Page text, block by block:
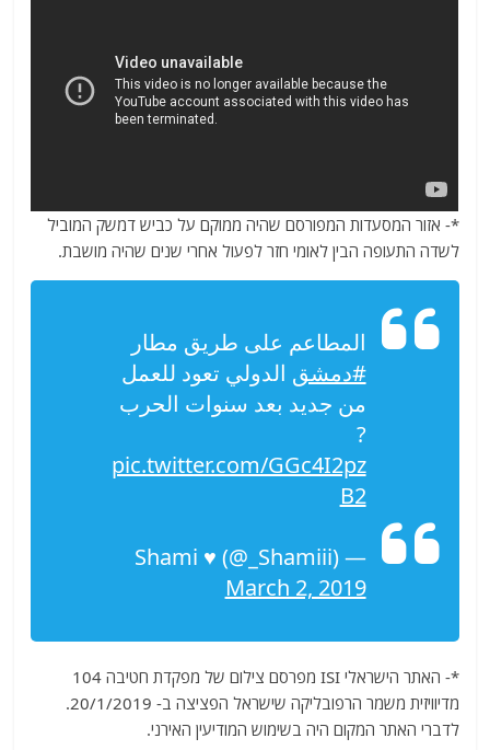
o
k
*- אזור המסעדות המפורסם שהיה ממוקם על כביש דמשק המוביל
לשדה התעופה הבין לאומי חזר לפעול אחרי שנים שהיה מושבת.
المطاعم على طريق مطار
#دمشق الدولي تعود للعمل
من جديد بعد سنوات الحرب
?
pic.twitter.com/GGc4I2pz
B2
— Shami ♥ (@_Shamiii)
March 2, 2019
*- האתר הישראלי ISI מפרסם צילום של מפקדת חטיבה 104
מדיוויזית משמר הרפובליקה שישראל הפציצה ב- 20/1/2019.
לדברי האתר המקום היה בשימוש המודיעין האירני.